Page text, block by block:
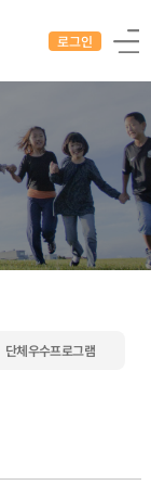
로그인
단체우수프로그램